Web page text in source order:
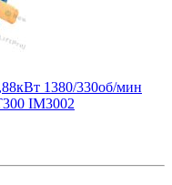
1380/330об/мин
IM3002